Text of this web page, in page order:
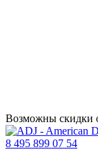
Возможны скидки
8 495 899 07 54